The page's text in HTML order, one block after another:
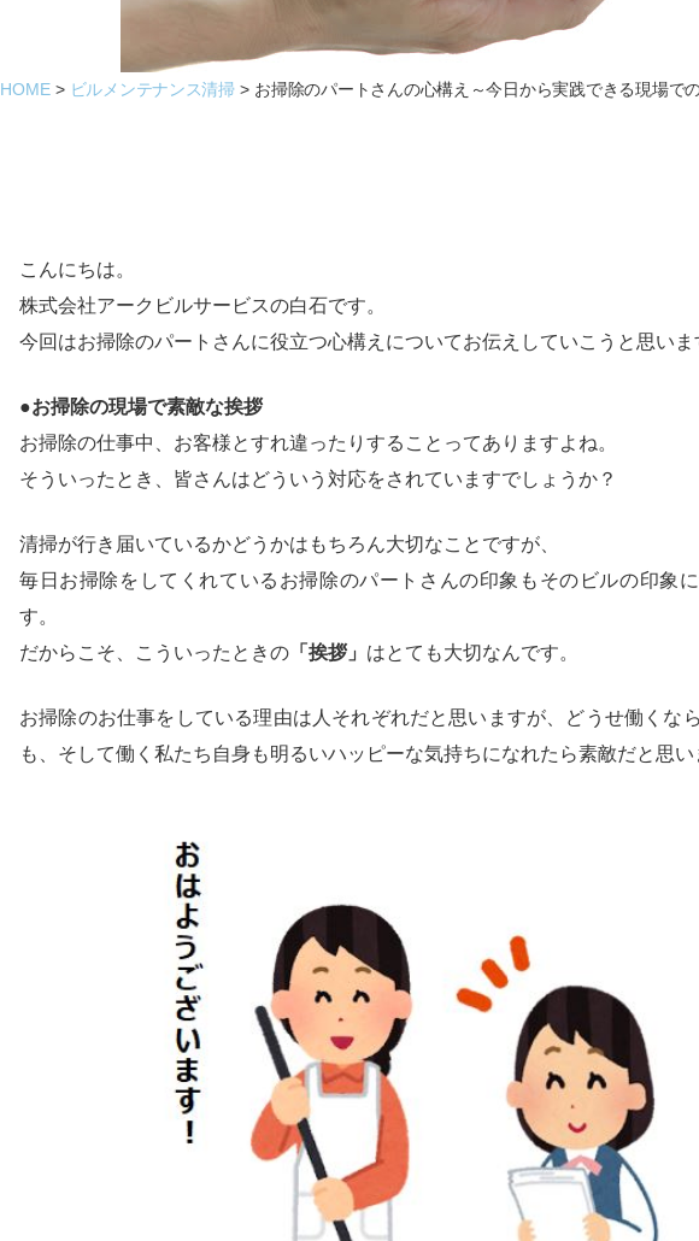
HOME ビルメンテナンス清掃 お掃除のパートさんの心構え～今日から実践できる現場で
こんにちは。
株式会社アークビルサービスの白石です。
今回はお掃除のパートさんに役立つ心構えについてお伝えしていこうと思いま
●お掃除の現場で素敵な挨拶
お掃除の仕事中、お客様とすれ違ったりすることってありますよね。
そういったとき、皆さんはどういう対応をされていますでしょうか？
清掃が行き届いているかどうかはもちろん大切なことですが、
毎日お掃除をしてくれているお掃除のパートさんの印象もそのビルの印象
す。
だからこそ、こういったときの 「挨拶」 はとても大切なんです。
お掃除のお仕事をしている理由は人それぞれだと思いますが、どうせ働くな
も、そして働く私たち自身も明るいハッピーな気持ちになれたら素敵だと思い